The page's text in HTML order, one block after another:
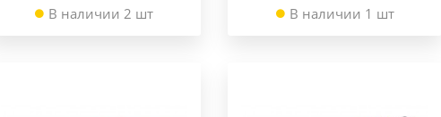
В наличии 2 шт В наличии 1 шт